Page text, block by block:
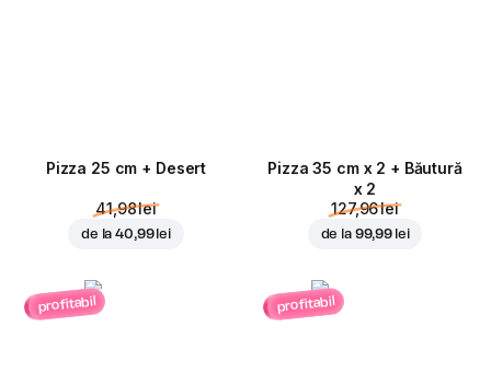
Pizza 25 cm + Desert
41,98 lei
de la40,99 lei
Pizza 35 cm x 2 + Băutură
x 2
127,96 lei
de la 99,99 lei
profitabil profitabil